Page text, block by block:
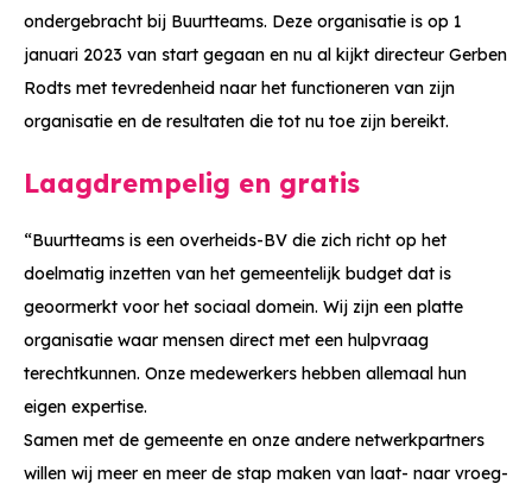
ondergebracht bij Buurtteams. Deze organisatie is op 1
januari 2023 van start gegaan en nu al kijkt directeur Gerben
Rodts met tevredenheid naar het functioneren van zijn
organisatie en de resultaten die tot nu toe zijn bereikt.
Laagdrempelig en gratis
“Buurtteams is een overheids-BV die zich richt op het
doelmatig inzetten van het gemeentelijk budget dat is
geoormerkt voor het sociaal domein. Wij zijn een platte
organisatie waar mensen direct met een hulpvraag
terechtkunnen. Onze medewerkers hebben allemaal hun
eigen expertise.
Samen met de gemeente en onze andere netwerkpartners
willen wij meer en meer de stap maken van laat- naar vroeg-